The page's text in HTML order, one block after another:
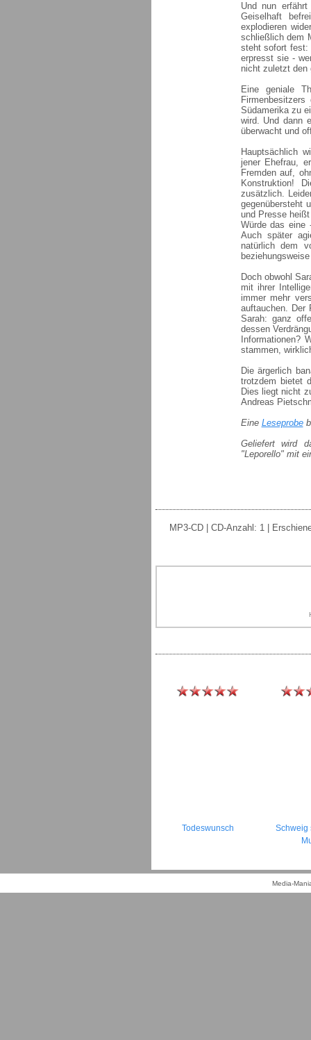
Und nun
Geiselhaft
explodieren
schließlich dem
steht sofort fest:
erpresst sie -
nicht zuletzt den
Eine geniale
Südamerika zu
wird. Und dann
überwacht und
Hauptsächlich
jener Ehefrau,
Fremden auf,
Konstruktion!
zusätzlich.
gegenübersteht
und Presse
Würde das eine
Auch später
natürlich dem
Doch obwohl
mit ihrer
immer mehr
auftauchen. Der
Sarah: ganz
dessen
stammen,
Die ärgerlich
trotzdem bietet
Dies liegt nicht
Andreas
Eine Leseprobe
Geliefert wird
"Leporello" mit
MP3-CD | CD-Anzahl: 1 |
Todeswunsch
Schweig
Media-